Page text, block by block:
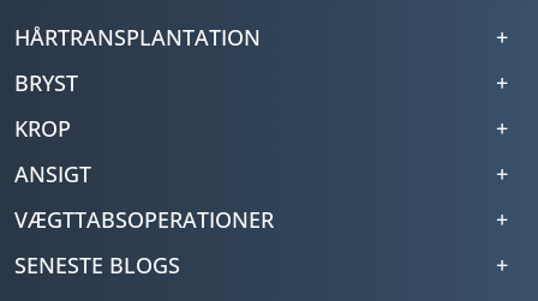
HÅRTRANSPLANTATION
BRYST
KROP
ANSIGT
VÆGTTABSOPERATIONER
SENESTE BLOGS